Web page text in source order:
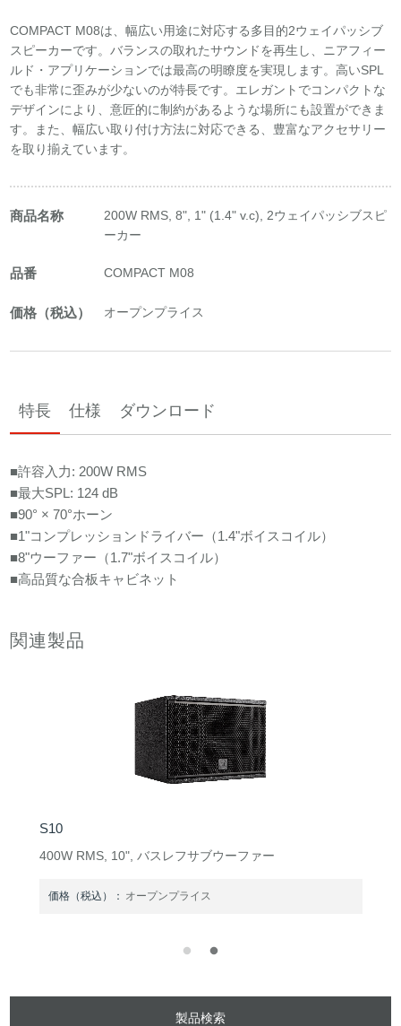
COMPACT M08は、幅広い用途に対応する多目的2ウェイパッシブ
スピーカーです。バランスの取れたサウンドを再生し、ニアフィー
ルド・アプリケーションでは最高の明瞭度を実現します。高いSPL
でも非常に歪みが少ないのが特長です。エレガントでコンパクトな
デザインにより、意匠的に制約があるような場所にも設置ができま
す。また、幅広い取り付け方法に対応できる、豊富なアクセサリー
を取り揃えています。
商品名称
200W RMS, 8", 1" (1.4" v.c), 2ウェイパッシブスピ
ーカー
品番 COMPACT M08
価格（税込） オープンプライス
特長 仕様 ダウンロード
■許容入力: 200W RMS
■最大SPL: 124 dB
■90° × 70°ホーン
■1"コンプレッションドライバー（1.4"ボイスコイル）
■8"ウーファー（1.7"ボイスコイル）
■高品質な合板キャビネット
関連製品
400W RMS, 12", バスレフサブウーファー
価格（税込）：オープンプライス
製品検索